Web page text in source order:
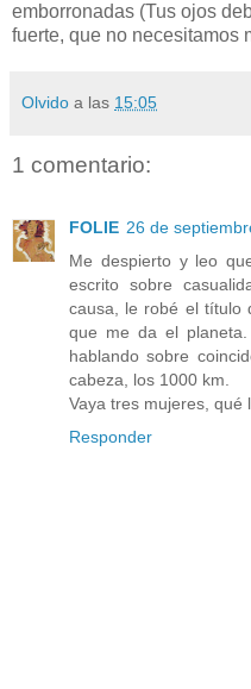
emborronadas (Tus ojos
fuerte, que no necesitamos
Olvido a las 15:05
1 comentario:
FOLIE 26 de
Me despierto y leo
escrito sobre
causa, le robé el título
que me da el
hablando sobre
cabeza, los 1000 km.
Vaya tres mujeres, qué
Responder